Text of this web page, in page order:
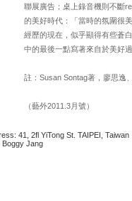
聯展廣告；桌上錄音機則不斷
的美好時代：「當時的氛圍很
經歷的現在，似乎顯得有些蒼
中的最後一點寫著來自於美好
註：Susan Sontag著，廖思
（藝外2011.3月號）
41, 2fl YiTong St. TAIPEI, Taiwan
Boggy Jang